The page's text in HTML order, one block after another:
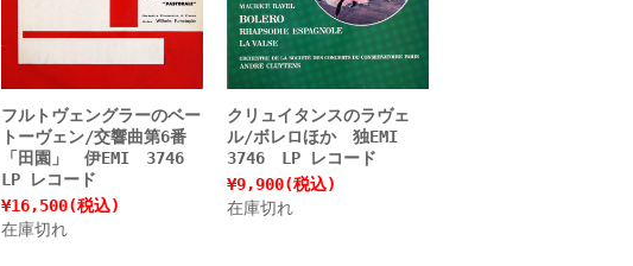
フルトヴェングラーのベー
トーヴェン/交響曲第6番
「田園」 伊EMI 3746
LP レコード
¥16,500(税込)
在庫切れ
クリュイタンスのラヴェ
ル/ボレロほか 独EMI
3746 LP レコード
¥9,900(税込)
在庫切れ